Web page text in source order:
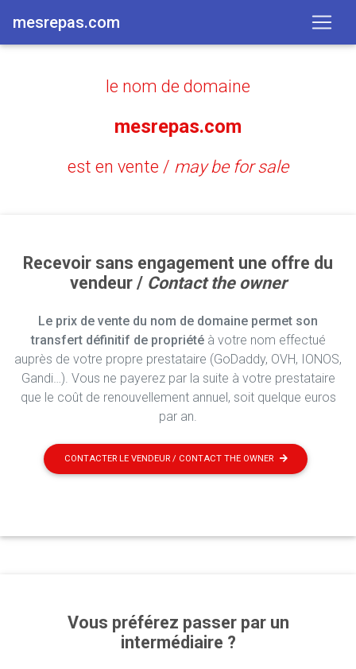
mesrepas.com
le nom de domaine
mesrepas.com
est en vente / may be for sale
Recevoir sans engagement une offre du
vendeur / Contact the owner
Le prix de vente du nom de domaine permet son
transfert définitif de propriétéà votre nom effectué
auprès de votre propre prestataire (GoDaddy, OVH, IONOS,
Gandi…). Vous ne payerez par la suite à votre prestataire
que le coût de renouvellement annuel, soit quelque euros
par an.
CONTACTER LE VENDEUR / CONTACT THE OWNER
Vous préférez passer par un
intermédiaire ?